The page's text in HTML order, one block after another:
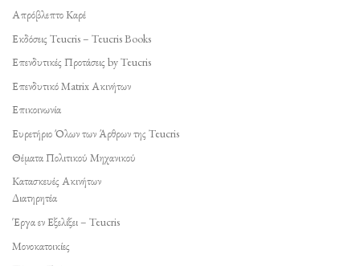
Απρόβλεπτο Καρέ
Εκδόσεις Teucris – Teucris Books
Επενδυτικές Προτάσεις by Teucris
Επενδυτικό Matrix Ακινήτων
Επικοινωνία
Ευρετήριο Όλων των Άρθρων της Teucris
Θέματα Πολιτικού Μηχανικού
Κατασκευές Ακινήτων
Διατηρητέα
Έργα εν Εξελίξει – Teucris
Μονοκατοικίες